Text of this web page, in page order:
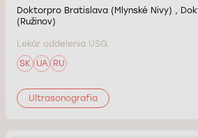
Doktorpro Bratislava (Mlynské Nivy) ,
(Ružinov)
Lekár oddelenia USG.
SK
UA RU
Ultrasonografia